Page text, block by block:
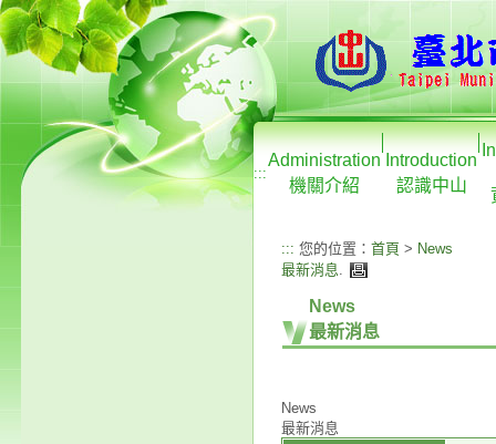
:::
Administration
機關介紹
Introduction
認識中山
::: 您的位置： 首頁 > News
最新消息.
News
最新消息
News
最新消息